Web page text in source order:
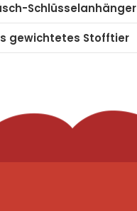
Schlüsselanhänger
gewichtetes Stofftier